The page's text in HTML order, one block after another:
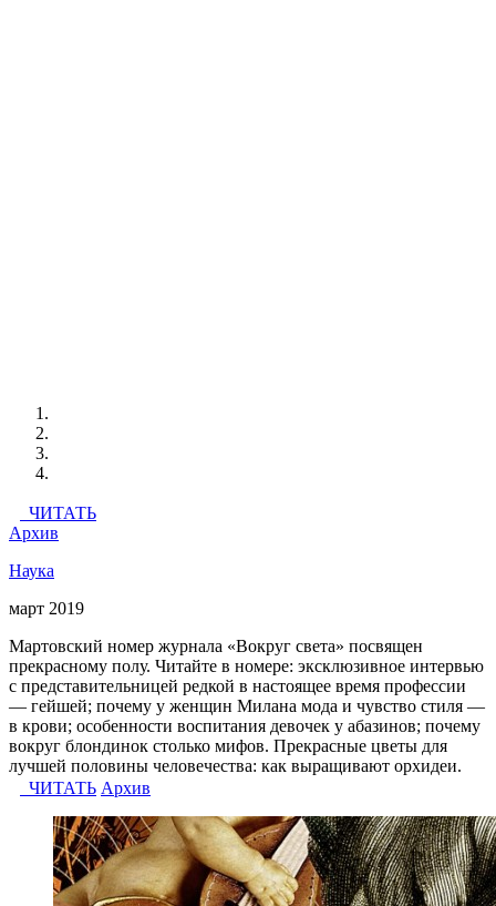
ЧИТАТЬ
Архив
Наука
март 2019
Мартовский номер журнала «Вокруг света» посвящен
прекрасному полу. Читайте в номере: эксклюзивное интервью
с представительницей редкой в настоящее время профессии
— гейшей; почему у женщин Милана мода и чувство стиля —
в крови; особенности воспитания девочек у абазинов; почему
вокруг блондинок столько мифов. Прекрасные цветы для
лучшей половины человечества: как выращивают орхидеи.
ЧИТАТЬ Архив